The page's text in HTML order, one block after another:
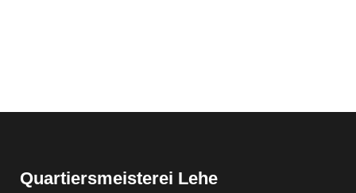
Quartiersmeisterei Lehe